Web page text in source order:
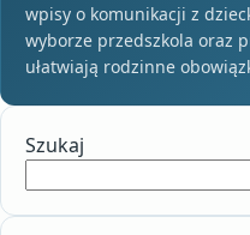
wpisy o komunikacji z
wyborze przedszkola oraz
ułatwiają rodzinne
Szukaj